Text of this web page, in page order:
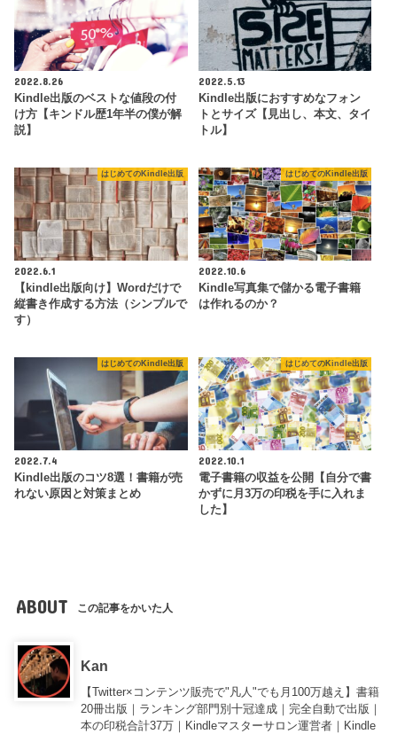
2022.8.26
Kindle出版のベストな値段の付
け方【キンドル歴1年半の僕が解
説】
2022.5.13
Kindle出版におすすめなフォン
トとサイズ【見出し、本文、タイ
トル】
はじめてのKindle出版
2022.6.1
【kindle出版向け】Wordだけで
縦書き作成する方法（シンプルで
す）
はじめてのKindle出版
2022.10.6
Kindle写真集で儲かる電子書籍
は作れるのか？
はじめてのKindle出版
2022.7.4
Kindle出版のコツ8選！書籍が売
れない原因と対策まとめ
はじめてのKindle出版
2022.10.1
電子書籍の収益を公開【自分で書
かずに月3万の印税を手に入れま
した】
ABOUT この記事をかいた人
Kan
【Twitter×コンテンツ販売で"凡人"でも月100万越え】書籍
20冊出版｜ランキング部門別十冠達成｜完全自動で出版｜
本の印税合計37万｜Kindleマスターサロン運営者｜Kindle